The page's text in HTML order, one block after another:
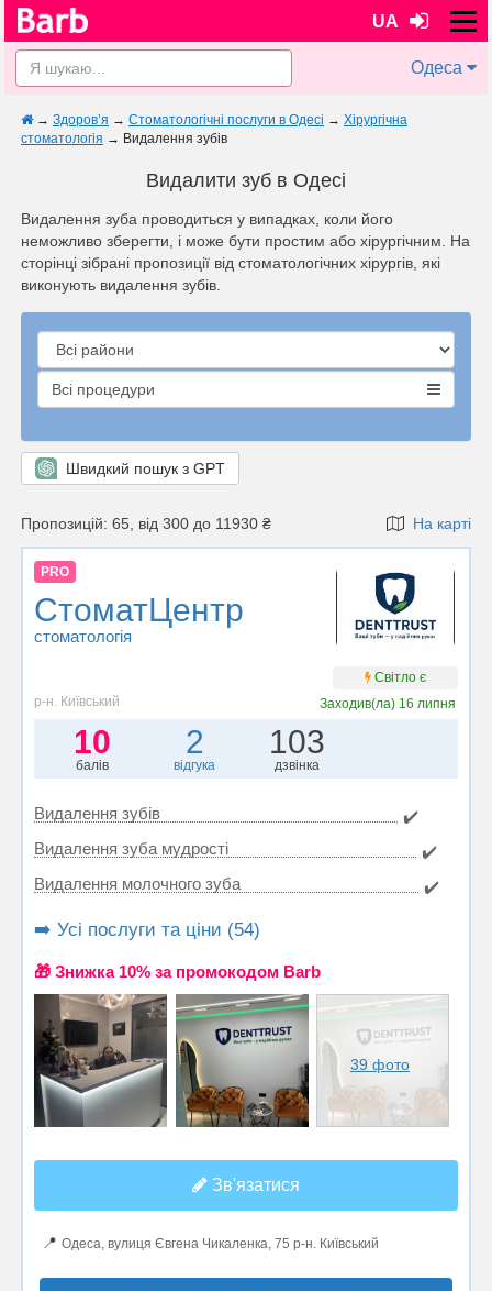
UA
Одеса
→ Здоров’я → Стоматологічні послуги в Одесі → Хірургічна
стоматологія → Видалення зубів
Видалити зуб в Одесі
Видалення зуба проводиться у випадках, коли його
неможливо зберегти, і може бути простим або хірургічним. На
сторінці зібрані пропозиції від стоматологічних хірургів, які
виконують видалення зубів.
Всі процедури
Швидкий пошук з GPT
Пропозицій: 65, від 300 до 11930 ₴ На карті
PRO
СтоматЦентр
стоматологія
Світло є
р-н. Київський
Заходив(ла) 16 липня
10
балів
2
відгука
103
дзвінка
Видалення зубів
✔️
Видалення зуба мудрості
✔️
Видалення молочного зуба
✔️
➡️ Усі послуги та ціни (54)
🎁 Знижка 10% за промокодом Barb
39 фото
Зв'язатися
📍 Одеса, вулиця Євгена Чикаленка, 75 р-н. Київський